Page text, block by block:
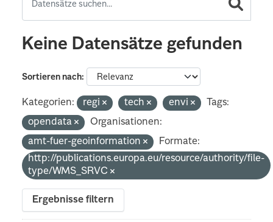
Keine Datensätze gefunden
Sortieren nach
Kategorien: regi tech envi
Tags:
opendata
Organisationen:
amt-fuer-geoinformation
Formate:
http://publications.europa.eu/resource/authority/file-
type/WMS_SRVC
Ergebnisse filtern